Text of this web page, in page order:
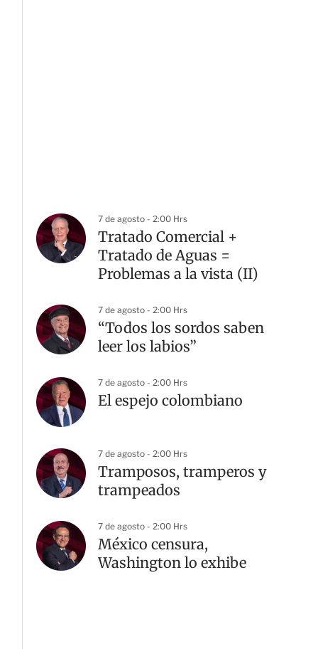
7 de agosto - 2:00 Hrs
Tratado Comercial +
Tratado de Aguas =
Problemas a la vista (II)
7 de agosto - 2:00 Hrs
“Todos los sordos saben
leer los labios”
7 de agosto - 2:00 Hrs
El espejo colombiano
7 de agosto - 2:00 Hrs
Tramposos, tramperos y
trampeados
7 de agosto - 2:00 Hrs
México censura,
Washington lo exhibe